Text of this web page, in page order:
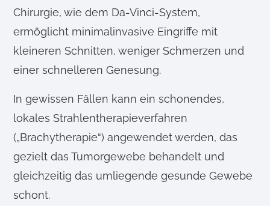
Chirurgie, wie dem Da-Vinci-System,
ermöglicht minimalinvasive Eingriffe mit
kleineren Schnitten, weniger Schmerzen und
einer schnelleren Genesung.
In gewissen Fällen kann ein schonendes,
lokales Strahlentherapieverfahren
(„Brachytherapie“) angewendet werden, das
gezielt das Tumorgewebe behandelt und
gleichzeitig das umliegende gesunde Gewebe
schont.